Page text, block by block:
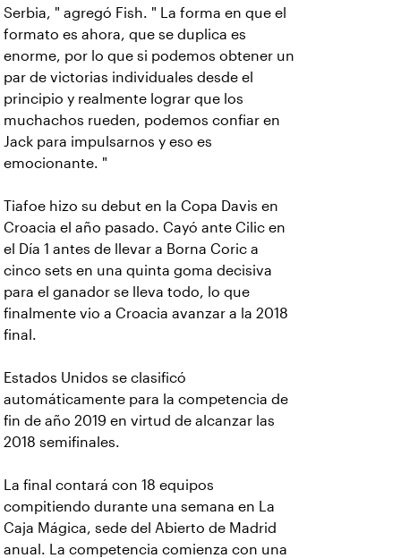
Serbia, " agregó Fish. " La forma en que el
formato es ahora, que se duplica es
enorme, por lo que si podemos obtener un
par de victorias individuales desde el
principio y realmente lograr que los
muchachos rueden, podemos confiar en
Jack para impulsarnos y eso es
emocionante. "
Tiafoe hizo su debut en la Copa Davis en
Croacia el año pasado. Cayó ante Cilic en
el Día 1 antes de llevar a Borna Coric a
cinco sets en una quinta goma decisiva
para el ganador se lleva todo, lo que
finalmente vio a Croacia avanzar a la 2018
final.
Estados Unidos se clasificó
automáticamente para la competencia de
fin de año 2019 en virtud de alcanzar las
2018 semifinales.
La final contará con 18 equipos
compitiendo durante una semana en La
Caja Mágica, sede del Abierto de Madrid
anual. La competencia comienza con una